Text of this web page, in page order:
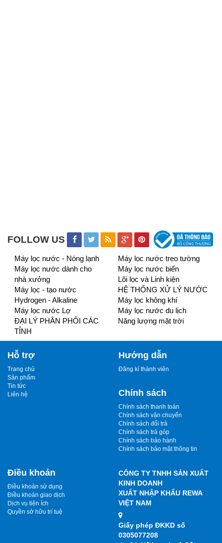
FOLLOW US
Máy lọc nước - Nóng lạnh
Máy lọc nước treo tường
Máy lọc nước dành cho
nhà xưởng
Máy lọc nước biển
Lõi lọc và Linh kiện
Máy lọc - tạo nước
Hydrogen - Alkaline
HỆ THỐNG XỬ LÝ NƯỚC
Máy lọc không khí
Máy lọc nước Lợ
Máy lọc nước du lịch
ĐẠI LÝ PHÂN PHỐI CÁC
TỈNH
Năng lượng mặt trời
Hỗ trợ
Trang chủ
Sản phẩm
Tin tức
Liên hệ
Hướng dẫn
Đăng kí thành viên
Chính sách
Chính sách thanh toán
Chính sách vận chuyển
Chính sách đổi trả
Chính sách trả góp
Chính sách bảo hành
Chính sách bảo mật thông tin
Điều khoản
Điều khoản sử dụng
Điều khoản giao dịch
Dịch vụ tiện ích
Quyền sở hữu trí tuệ
CÔNG TY TNHH SẢN XUẤT
KINH DOANH
XUẤT NHẬP KHẨU REWA
VIỆT NAM
Giấy phép ĐKKD số
0305077208